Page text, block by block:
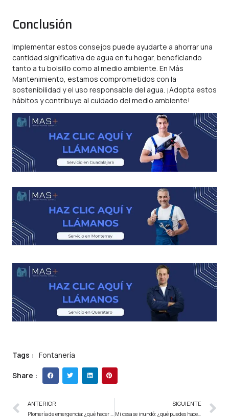
Conclusión
Implementar estos consejos puede ayudarte a ahorrar una
cantidad significativa de agua en tu hogar, beneficiando
tanto a tu bolsillo como al medio ambiente. En Más
Mantenimiento, estamos comprometidos con la
sostenibilidad y el uso responsable del agua. ¡Adopta estos
hábitos y contribuye al cuidado del medio ambiente!
Tags : Fontanería
Share :
ANTERIOR
Plomería de emergencia: ¿qué hacer en caso de una fuga de agua?
SIGUIENTE
Mi casa se inundó: ¿qué puedes hacer?